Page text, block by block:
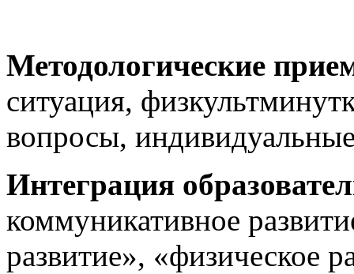
Методологические
ситуация,
вопросы,
Интеграция
коммуникативное
развитие», «физическое